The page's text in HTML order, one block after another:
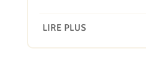
LIRE PLUS